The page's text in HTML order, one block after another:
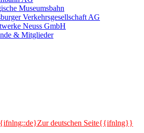
Museumsbahn
Verkehrsgesellschaft AG
Neuss GmbH
& Mitglieder
deutschen Seite{{ifnlng}}